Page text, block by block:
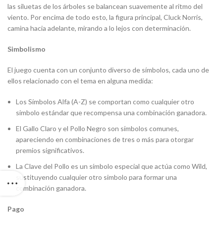
las siluetas de los árboles se balancean suavemente al ritmo del
viento. Por encima de todo esto, la figura principal, Cluck Norris,
camina hacia adelante, mirando a lo lejos con determinación.
Simbolismo
El juego cuenta con un conjunto diverso de símbolos, cada uno de
ellos relacionado con el tema en alguna medida:
Los Símbolos Alfa (A-Z) se comportan como cualquier otro
simbolo estándar que recompensa una combinación ganadora.
El Gallo Claro y el Pollo Negro son símbolos comunes,
apareciendo en combinaciones de tres o más para otorgar
premios significativos.
La Clave del Pollo es un símbolo especial que actúa como Wild,
sustituyendo cualquier otro simbolo para formar una
combinación ganadora.
Pago